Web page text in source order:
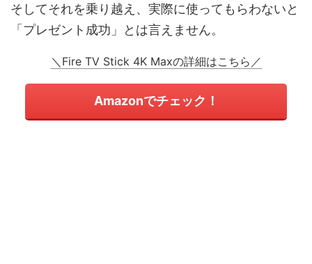
そしてそれを乗り越え、実際に使ってもらわないと
「プレゼント成功」とは言えません。
＼Fire TV Stick 4K Maxの詳細はこちら／
Amazonでチェック！